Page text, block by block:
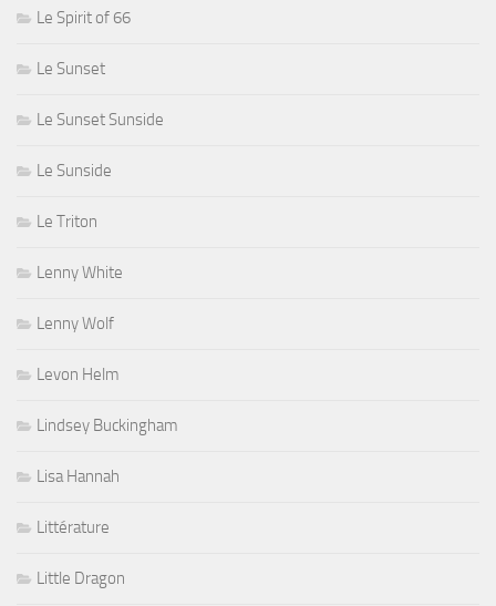
Le Spirit of 66
Le Sunset
Le Sunset Sunside
Le Sunside
Le Triton
Lenny White
Lenny Wolf
Levon Helm
Lindsey Buckingham
Lisa Hannah
Littérature
Little Dragon